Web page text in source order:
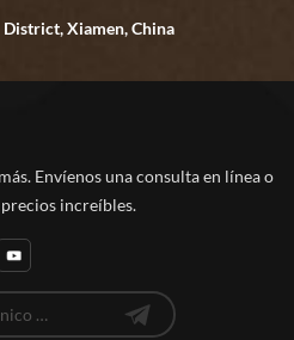
Xiamen, China
Envíenos una consulta en línea o
increíbles.